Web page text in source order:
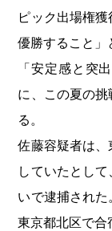
ピック出場権
優勝すること」
「安定感と突
に、この夏の
る。
佐藤容疑者は
していたとし
いで逮捕された
東京都北区で合